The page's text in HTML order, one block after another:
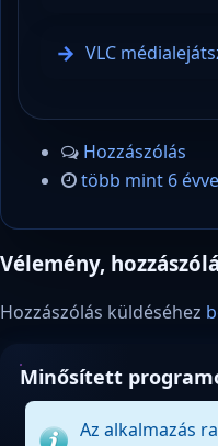
VLC
Hozzászólás
több mint 6
Vélemény,
Hozzászólás küldéséhez
Minősített
Az alkalmazás